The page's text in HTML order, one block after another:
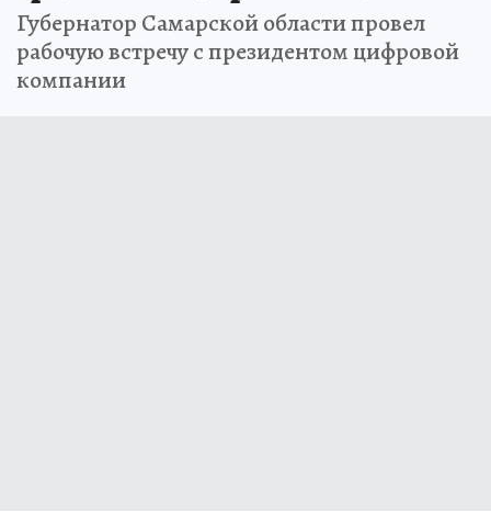
Губернатор Самарской области провел
рабочую встречу с президентом цифровой
компании